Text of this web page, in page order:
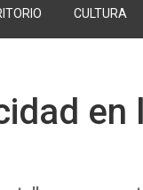
CULTURA
en